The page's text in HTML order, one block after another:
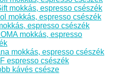
mokkás, espresso csészék
mokkás, espresso csészék
espresso csészék
mokkás, espresso
mokkás, espresso csészék
espresso csészék
kávés csésze